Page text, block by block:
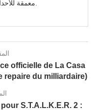
officielle de La Casa
repaire du milliardaire)
S.T.A.L.K.E.R. 2 :